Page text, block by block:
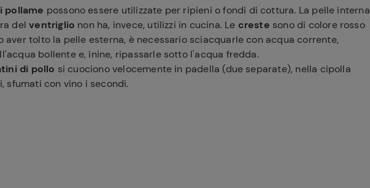
pollame possono essere utilizzate per ripieni o fondi di cottura. La pelle interna
delventriglio non ha, invece, utilizzi in cucina. Le creste sono di colore rosso
aver tolto la pelle esterna, è necessario sciacquarle con acqua corrente,
bollente e, inine, ripassarle sotto l'acqua fredda.
di pollo si cuociono velocemente in padella (due separate), nella cipolla
sfumati con vino i secondi.